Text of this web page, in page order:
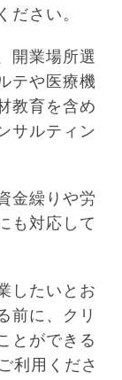
ださい。
開業場所選
テや医療機
教育を含め
サルティン
金繰りや労
も対応して
したいとお
前に、クリ
とができる
利用くださ